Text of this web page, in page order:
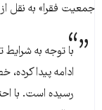
جمعیت فقرا» به نقل